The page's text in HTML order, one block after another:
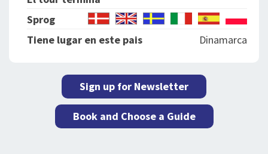
Sprog
Tiene lugar en este pais
Dinamarca
Sign up for Newsletter
Book and Choose a Guide